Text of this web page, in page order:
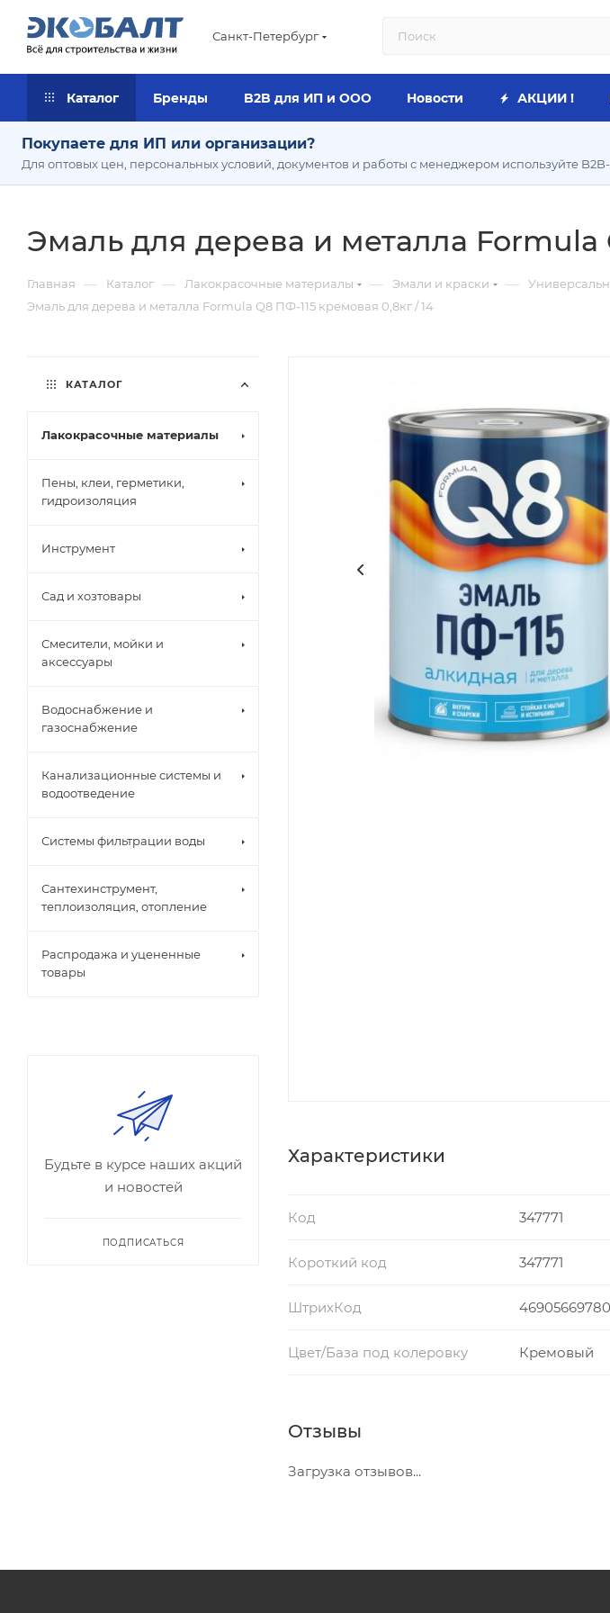
Санкт-Петербург
Каталог Бренды B2B для ИП и ООО Новости АКЦИИ !
Покупаете для ИП или организации?
Для оптовых цен, персональных условий, документов и работы с менеджером используйте
Эмаль для дерева и металла Formula
Главная — Каталог — Лакокрасочные материалы — Эмали и краски —
Эмаль для дерева и металла Formula Q8 ПФ-115 кремовая 0,8кг / 14
Характеристики
Код 347771
Короткий код 347771
ШтрихКод
Цвет/База под колеровку Кремовый
Отзывы
Загрузка отзывов...
КАТАЛОГ
Лакокрасочные материалы
Пены, клеи, герметики,
гидроизоляция
Инструмент
Сад и хозтовары
Смесители, мойки и
аксессуары
Водоснабжение и
газоснабжение
Канализационные системы и
водоотведение
Системы фильтрации воды
Сантехинструмент,
теплоизоляция, отопление
Распродажа и уцененные
товары
Будьте в курсе наших акций
и новостей
ПОДПИСАТЬСЯ